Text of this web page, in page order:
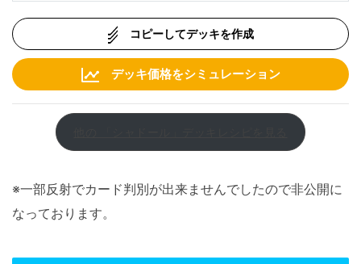
コピーしてデッキを作成
デッキ価格をシミュレーション
※一部反射でカード判別が出来ませんでしたので非公開に
なっております。